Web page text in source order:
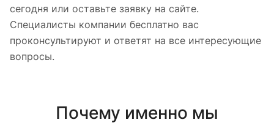
сегодня или оставьте заявку на сайте.
Специалисты компании бесплатно вас
проконсультируют и ответят на все интересующие
вопросы.
Почему именно мы